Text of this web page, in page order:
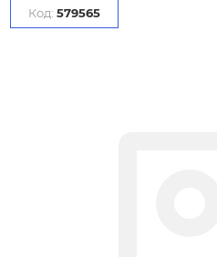
Код: 579565